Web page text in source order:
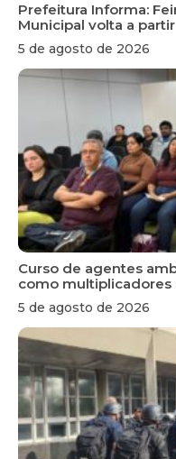
Prefeitura Informa:
Municipal volta a
5 de agosto de 2026
Curso de agentes
como multiplicadores
5 de agosto de 2026